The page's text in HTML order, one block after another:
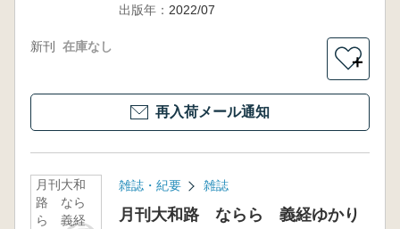
出版年： 2022/07
新刊 在庫なし
＋
再入荷メール通知
月刊大和
路 なら
ら 義経
雑誌・紀要 雑誌
月刊大和路 ならら 義経ゆかり